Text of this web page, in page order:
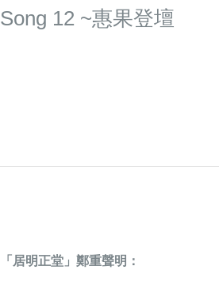
Song 12 ~惠果登壇
「居明正堂」鄭重聲明：